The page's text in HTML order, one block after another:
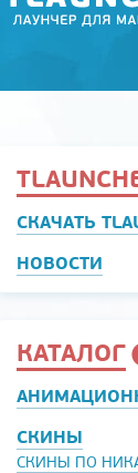
СКАЧАТЬ
НОВОСТИ
КАТАЛОГ
СКИНЫ
СКИНЫ ПО